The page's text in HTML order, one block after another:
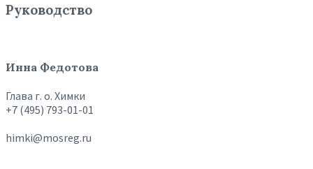
Руководство
Инна Федотова
Глава г. о. Химки
+7 (495) 793-01-01
himki@mosreg.ru